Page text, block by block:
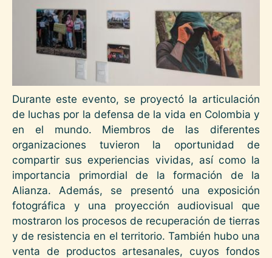
Durante este evento, se proyectó la articulación
de luchas por la defensa de la vida en Colombia y
en el mundo. Miembros de las diferentes
organizaciones tuvieron la oportunidad de
compartir sus experiencias vividas, así como la
importancia primordial de la formación de la
Alianza. Además, se presentó una exposición
fotográfica y una proyección audiovisual que
mostraron los procesos de recuperación de tierras
y de resistencia en el territorio. También hubo una
venta de productos artesanales, cuyos fondos